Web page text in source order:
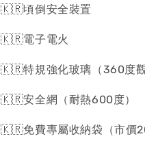
🇰🇷頃倒安全裝置
🇰🇷電子電火
🇰🇷特規強化玻璃（360度觀
🇰🇷安全網（耐熱600度）
🇰🇷免費專屬收納袋（市價